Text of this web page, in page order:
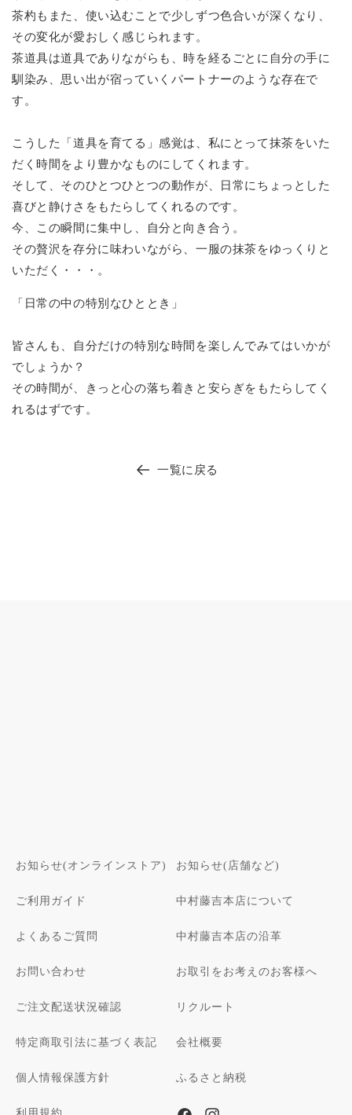
茶杓もまた、使い込むことで少しずつ色合いが深くなり、
その変化が愛おしく感じられます。
茶道具は道具でありながらも、時を経るごとに自分の手に
馴染み、思い出が宿っていくパートナーのような存在で
す。
こうした「道具を育てる」感覚は、私にとって抹茶をいた
だく時間をより豊かなものにしてくれます。
そして、そのひとつひとつの動作が、日常にちょっとした
喜びと静けさをもたらしてくれるのです。
今、この瞬間に集中し、自分と向き合う。
その贅沢を存分に味わいながら、一服の抹茶をゆっくりと
いただく・・・。
「日常の中の特別なひととき」
皆さんも、自分だけの特別な時間を楽しんでみてはいかが
でしょうか？
その時間が、きっと心の落ち着きと安らぎをもたらしてく
れるはずです。
一覧に戻る
お知らせ(オンラインストア)
ご利用ガイド
よくあるご質問
お問い合わせ
ご注文配送状況確認
特定商取引法に基づく表記
個人情報保護方針
お知らせ(店舗など)
中村藤吉本店について
中村藤吉本店の沿革
お取引をお考えのお客様へ
リクルート
会社概要
ふるさと納税